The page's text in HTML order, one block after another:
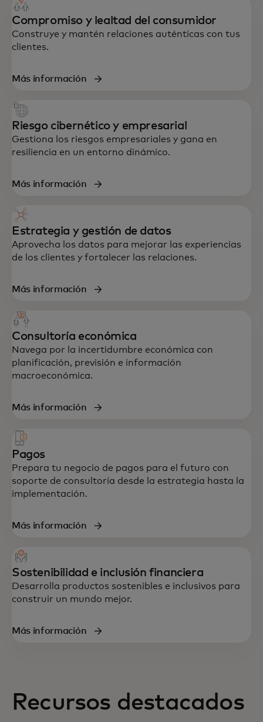
Soporte de principio a fin en estrategia,
datos, tecnología y experiencia del cliente,
diseñado para acelerar tu crecimiento y
resiliencia.
Compromiso y lealtad del consumidor
Construye y mantén relaciones auténticas con tus
clientes.
Más información
Riesgo cibernético y empresarial
Gestiona los riesgos empresariales y gana en
resiliencia en un entorno dinámico.
Más información
Estrategia y gestión de datos
Aprovecha los datos para mejorar las experiencias
de los clientes y fortalecer las relaciones.
Más información
Consultoría económica
Navega por la incertidumbre económica con
planificación, previsión e información
macroeconómica.
Más información
Pagos
Prepara tu negocio de pagos para el futuro con
soporte de consultoría desde la estrategia hasta la
implementación.
Más información
Sostenibilidad e inclusión financiera
Desarrolla productos sostenibles e inclusivos para
construir un mundo mejor.
Más información
Recursos destacados